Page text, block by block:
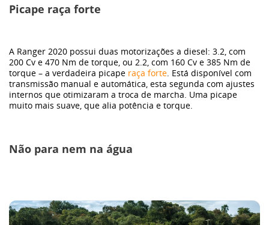
Picape raça forte
A Ranger 2020 possui duas motorizações a diesel: 3.2, com
200 Cv e 470 Nm de torque, ou 2.2, com 160 Cv e 385 Nm de
torque – a verdadeira picape raça forte. Está disponível com
transmissão manual e automática, esta segunda com ajustes
internos que otimizaram a troca de marcha. Uma picape
muito mais suave, que alia potência e torque.
Não para nem na água